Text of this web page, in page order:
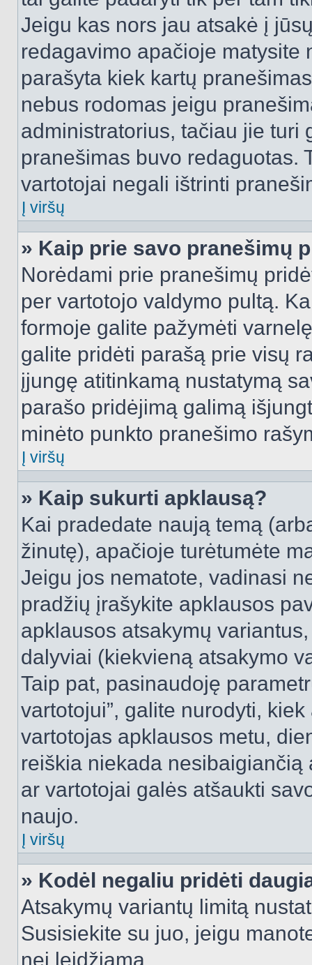
Jeigu kas nors jau atsakė į
redagavimo apačioje matysite
parašyta kiek kartų
nebus rodomas jeigu
administratorius, tačiau jie turi
pranešimas buvo redaguotas.
vartotojai negali ištrinti
Į viršų
» Kaip prie savo pranešimų
Norėdami prie pranešimų
per vartotojo valdymo pultą.
formoje galite pažymėti
galite pridėti parašą prie visų
įjungę atitinkamą nustatymą
parašo pridėjimą galimą
minėto punkto pranešimo
Į viršų
» Kaip sukurti apklausą?
Kai pradedate naują temą
žinutę), apačioje turėtumėte
Jeigu jos nematote, vadinasi
pradžių įrašykite apklausos
apklausos atsakymų
dalyviai (kiekvieną atsakymo
Taip pat, pasinaudoję
vartotojui”, galite nurodyti,
vartotojas apklausos metu,
reiškia niekada
ar vartotojai galės atšaukti
naujo.
Į viršų
» Kodėl negaliu pridėti
Atsakymų variantų limitą
Susisiekite su juo, jeigu
nei leidžiama.